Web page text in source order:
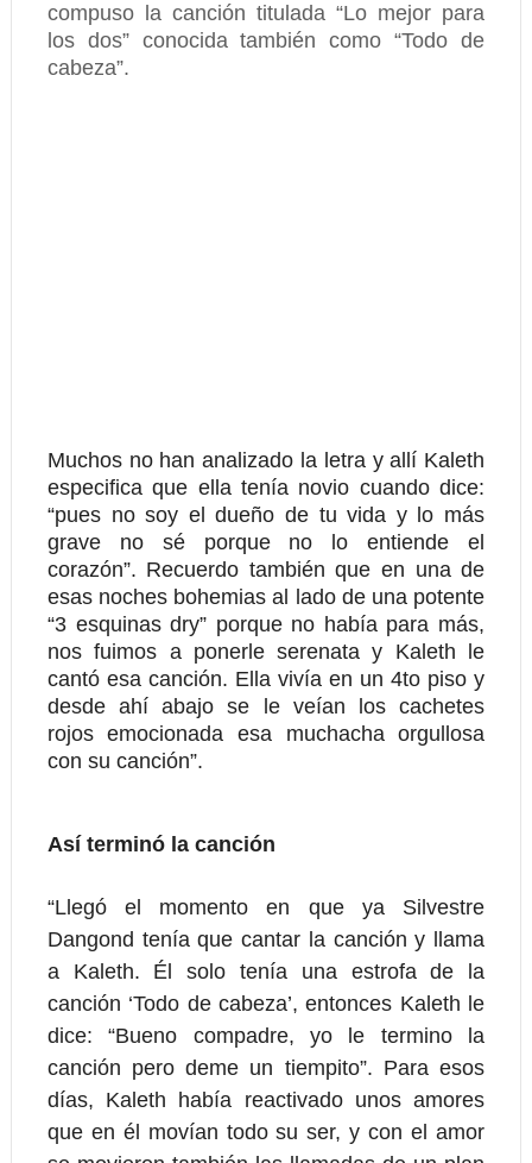
compuso la canción titulada “Lo mejor para
los dos” conocida también como “Todo de
cabeza”.
Muchos no han analizado la letra y allí Kaleth
especifica que ella tenía novio cuando dice:
“pues no soy el dueño de tu vida y lo más
grave no sé porque no lo entiende el
corazón”. Recuerdo también que en una de
esas noches bohemias al lado de una potente
“3 esquinas dry” porque no había para más,
nos fuimos a ponerle serenata y Kaleth le
cantó esa canción. Ella vivía en un 4to piso y
desde ahí abajo se le veían los cachetes
rojos emocionada esa muchacha orgullosa
con su canción”.
Así terminó la canción
“Llegó el momento en que ya Silvestre
Dangond tenía que cantar la canción y llama
a Kaleth. Él solo tenía una estrofa de la
canción ‘Todo de cabeza’, entonces Kaleth le
dice: “Bueno compadre, yo le termino la
canción pero deme un tiempito”. Para esos
días, Kaleth había reactivado unos amores
que en él movían todo su ser, y con el amor